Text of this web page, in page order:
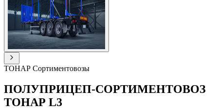
ТОНАР Сортиментовозы
ПОЛУПРИЦЕП-СОРТИМЕНТОВОЗ
ТОНАР L3